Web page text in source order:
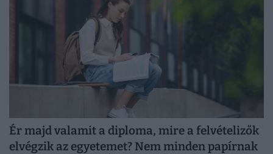
Ér majd valamit a diploma, mire a felvételizők
elvégzik az egyetemet? Nem minden papírnak